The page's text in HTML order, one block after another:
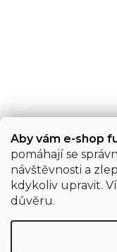
Aby vám e-shop
pomáhají se
návštěvnosti a
kdykoliv upravit.
důvěru.